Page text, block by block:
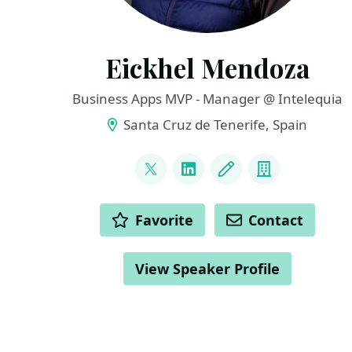
Eickhel Mendoza
Business Apps MVP - Manager @ Intelequia
Santa Cruz de Tenerife, Spain
@EickhelLinkedInBlog Company
ACTIONS Favorite Contact
View Speaker Profile